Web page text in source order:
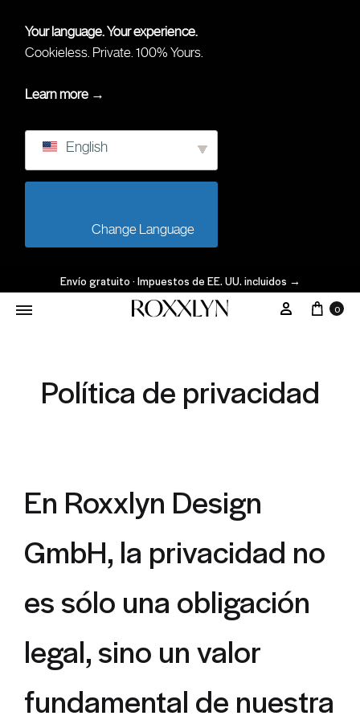
Your language. Your experience.
Cookieless. Private. 100% Yours.
Learn more →
English
Envío gratuito · Impuestos de EE. UU. incluidos →
0
Política de privacidad
En Roxxlyn Design
GmbH, la privacidad no
es sólo una obligación
legal, sino un valor
fundamental de nuestra